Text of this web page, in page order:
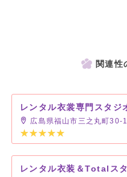
関連性
広島県福山市三之丸町30-1